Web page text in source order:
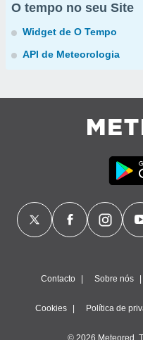
O tempo no seu Site
Widget de O Tempo
API de Meteorologia
Contacto Sobre nós
Cookies Política de
© 2026 Meteored.